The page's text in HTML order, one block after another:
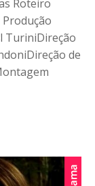
Roteiro
TuriniDireção
de